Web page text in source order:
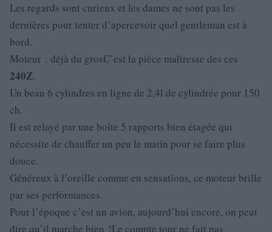
Les regards sont curieux et les dames ne sont pas les
dernières pour tenter d’apercevoir quel gentleman est à
bord.
Moteur : déjà du grosC’est la pièce maîtresse des ces
240Z.
Un beau 6 cylindres en ligne de 2,4l de cylindrée pour 150
ch.
Il est relayé par une boîte 5 rapports bien étagée qui
nécessite de chauffer un peu le matin pour se faire plus
douce.
Généreux à l’oreille comme en sensations, ce moteur brille
par ses performances.
Pour l’époque c’est un avion, aujourd’hui encore, on peut
dire qu’il marche bien !Le compte tour ne fait pas